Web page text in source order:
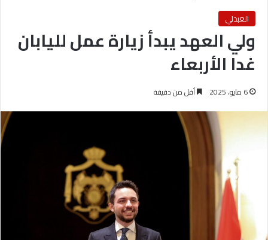
العبدلي
ولي العهد يبدأ زيارة عمل لليابان
غدا الأربعاء
6 مايو، 2025 أقل من دقيقة